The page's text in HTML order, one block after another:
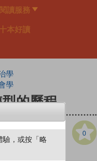
閱讀服務
本好讀
學
學
的歷程
0
驗，或按「略